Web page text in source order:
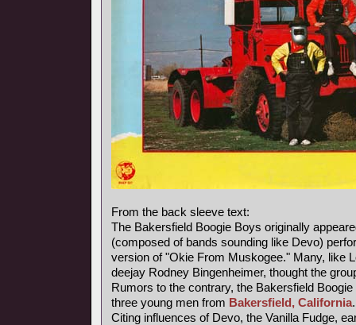
From the back sleeve text:
The Bakersfield Boogie Boys originally
(composed of bands sounding like Devo)
version of "Okie From Muskogee." Many, like
deejay Rodney Bingenheimer, thought the
Rumors to the contrary, the Bakersfield
three young men from Bakersfield, California.
Citing influences of Devo, the Vanilla Fudge,